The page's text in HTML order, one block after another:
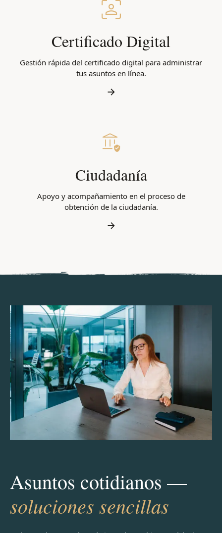
Certificado Digital
Gestión rápida del certificado digital para administrar
tus asuntos en línea.
Ciudadanía
Apoyo y acompañamiento en el proceso de
obtención de la ciudadanía.
Asuntos cotidianos —
soluciones sencillas